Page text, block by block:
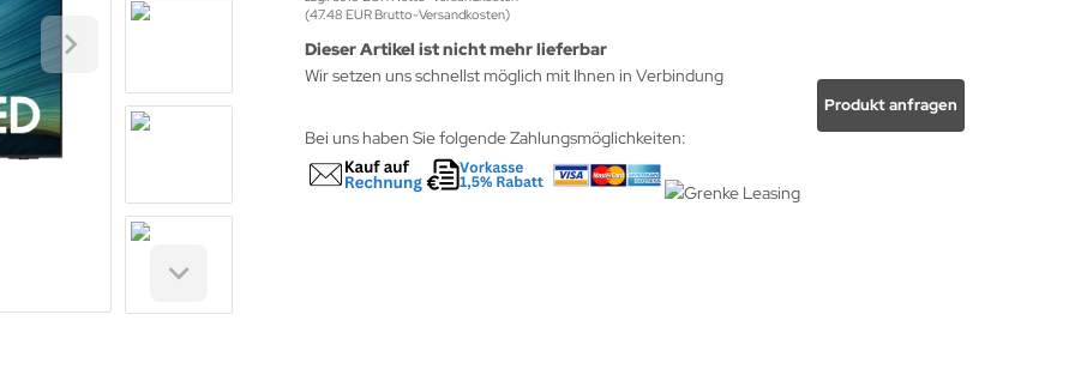
(47.48 EUR Brutto-Versandkosten)
Dieser Artikel ist nicht mehr lieferbar
Produkt anfragen
Wir setzen uns schnellst möglich mit Ihnen in Verbindung
Bei uns haben Sie folgende Zahlungsmöglichkeiten: